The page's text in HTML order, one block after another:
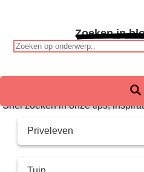
Zoeken in
Snel zoeken in onze tips,
Priveleven